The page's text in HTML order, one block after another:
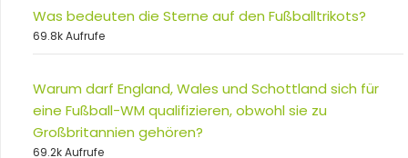
Was bedeuten die Sterne auf den Fußballtrikots?
69.8k Aufrufe
Warum darf England, Wales und Schottland sich für
eine Fußball-WM qualifizieren, obwohl sie zu
Großbritannien gehören?
69.2k Aufrufe